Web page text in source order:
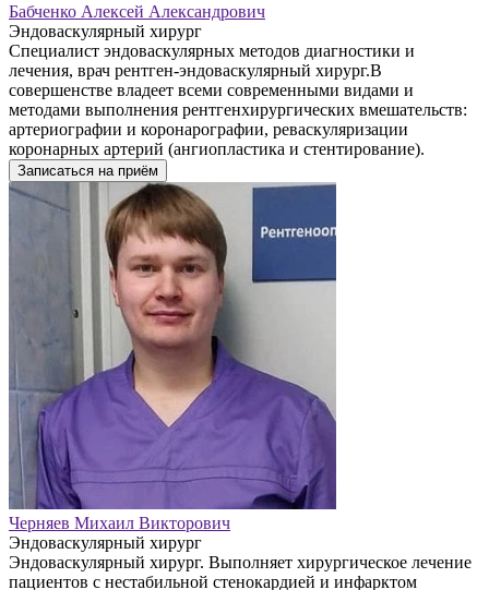
Бабченко Алексей Александрович
Эндоваскулярный хирург
Специалист эндоваскулярных методов диагностики и
лечения, врач рентген-эндоваскулярный хирург.В
совершенстве владеет всеми современными видами и
методами выполнения рентгенхирургических вмешательств:
артериографии и коронарографии, реваскуляризации
коронарных артерий (ангиопластика и стентирование).
Записаться на приём
Черняев Михаил Викторович
Эндоваскулярный хирург
Эндоваскулярный хирург. Выполняет хирургическое лечение
пациентов с нестабильной стенокардией и инфарктом